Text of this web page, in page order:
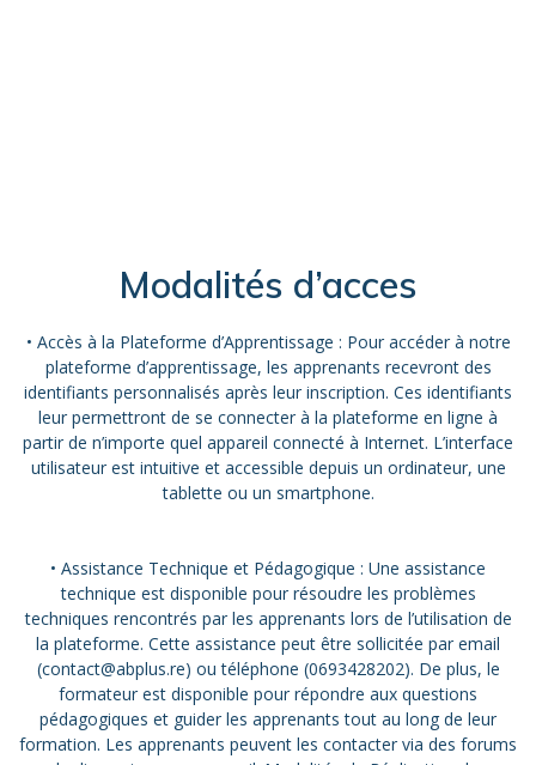
Modalités d’acces
• Accès à la Plateforme d’Apprentissage : Pour accéder à notre
plateforme d’apprentissage, les apprenants recevront des
identifiants personnalisés après leur inscription. Ces identifiants
leur permettront de se connecter à la plateforme en ligne à
partir de n’importe quel appareil connecté à Internet. L’interface
utilisateur est intuitive et accessible depuis un ordinateur, une
tablette ou un smartphone.
• Assistance Technique et Pédagogique : Une assistance
technique est disponible pour résoudre les problèmes
techniques rencontrés par les apprenants lors de l’utilisation de
la plateforme. Cette assistance peut être sollicitée par email
(contact@abplus.re) ou téléphone (0693428202). De plus, le
formateur est disponible pour répondre aux questions
pédagogiques et guider les apprenants tout au long de leur
formation. Les apprenants peuvent les contacter via des forums